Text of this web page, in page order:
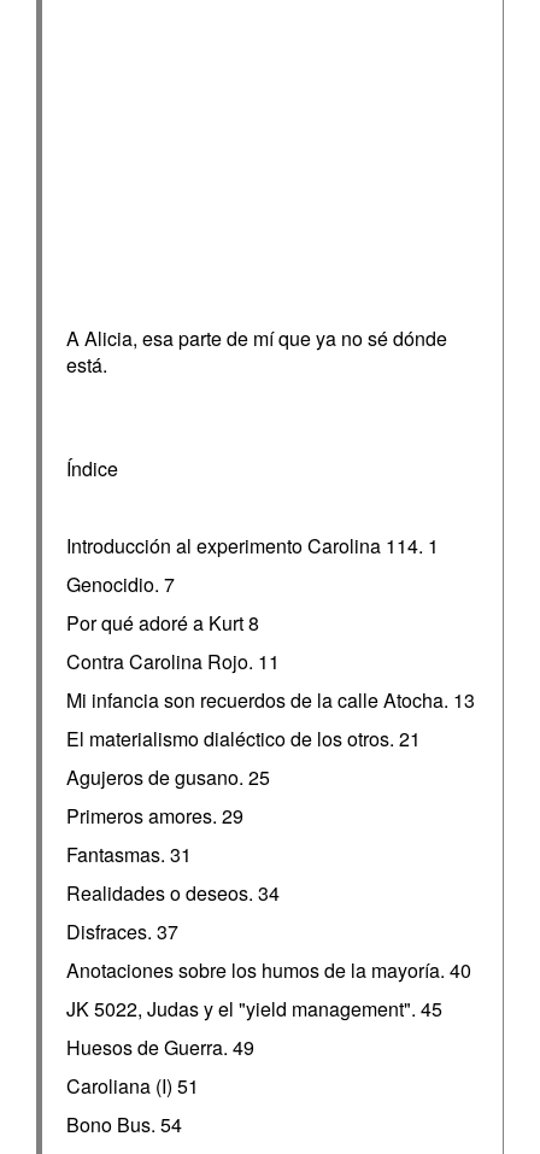
A Alicia, esa parte de mí que ya no sé dónde
está.
Índice
Introducción al experimento Carolina 114. 1
Genocidio. 7
Por qué adoré a Kurt 8
Contra Carolina Rojo. 11
Mi infancia son recuerdos de la calle Atocha. 13
El materialismo dialéctico de los otros. 21
Agujeros de gusano. 25
Primeros amores. 29
Fantasmas. 31
Realidades o deseos. 34
Disfraces. 37
Anotaciones sobre los humos de la mayoría. 40
JK 5022, Judas y el "yield management". 45
Huesos de Guerra. 49
Caroliana (I) 51
Bono Bus. 54